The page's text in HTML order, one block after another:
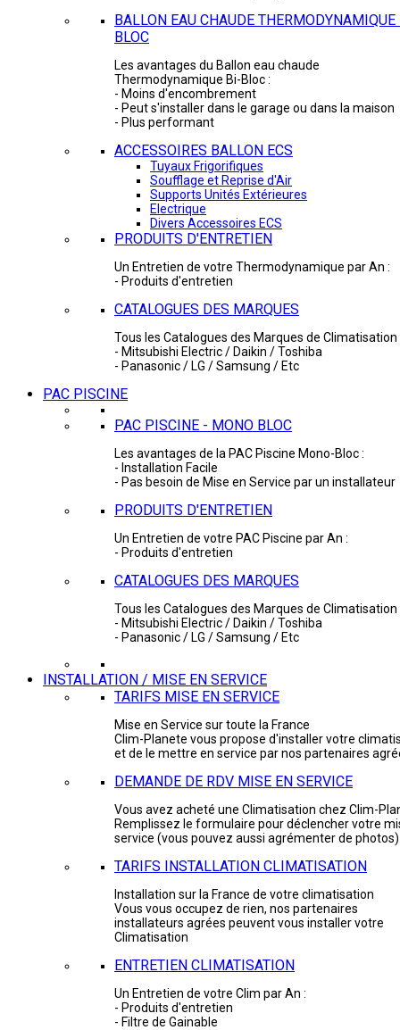
BALLON EAU CHAUDE
BLOC
Les avantages du Ballon eau chaude
Thermodynamique Bi-Bloc :
- Moins d'encombrement
- Peut s'installer dans le garage ou dans la maison
- Plus performant
ACCESSOIRES BALLON ECS
Tuyaux Frigorifiques
Soufflage et Reprise d'Air
Supports Unités Extérieures
Electrique
Divers Accessoires ECS
PRODUITS D'ENTRETIEN
Un Entretien de votre Thermodynamique par An :
- Produits d'entretien
CATALOGUES DES MARQUES
Tous les Catalogues des Marques de Climatisation
- Mitsubishi Electric / Daikin / Toshiba
- Panasonic / LG / Samsung / Etc
PAC PISCINE
PAC PISCINE - MONO BLOC
Les avantages de la PAC Piscine Mono-Bloc :
- Installation Facile
- Pas besoin de Mise en Service par un installateur
PRODUITS D'ENTRETIEN
Un Entretien de votre PAC Piscine par An :
- Produits d'entretien
CATALOGUES DES MARQUES
Tous les Catalogues des Marques de Climatisation
- Mitsubishi Electric / Daikin / Toshiba
- Panasonic / LG / Samsung / Etc
INSTALLATION / MISE EN SERVICE
TARIFS MISE EN SERVICE
Mise en Service sur toute la France
Clim-Planete vous propose d'installer votre
et de le mettre en service par nos partenaires
DEMANDE DE RDV MISE EN SERVICE
Vous avez acheté une Climatisation chez Clim-
Remplissez le formulaire pour déclencher votre
service (vous pouvez aussi agrémenter de photos)
TARIFS INSTALLATION CLIMATISATION
Installation sur la France de votre climatisation
Vous vous occupez de rien, nos partenaires
installateurs agrées peuvent vous installer votre
Climatisation
ENTRETIEN CLIMATISATION
Un Entretien de votre Clim par An :
- Produits d'entretien
- Filtre de Gainable